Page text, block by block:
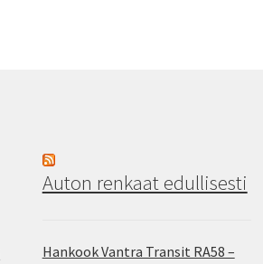
Auton renkaat edullisesti
Hankook Vantra Transit RA58 –